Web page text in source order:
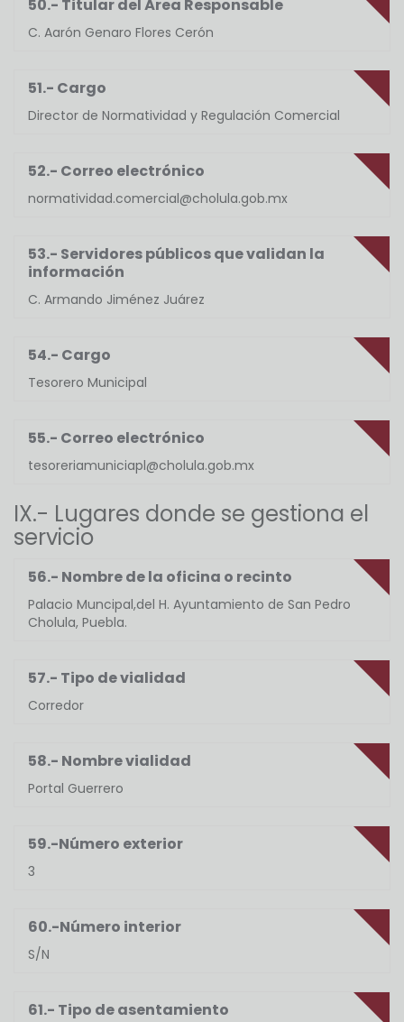
50.- Titular del Área Responsable
C. Aarón Genaro Flores Cerón
51.- Cargo
Director de Normatividad y Regulación Comercial
52.- Correo electrónico
normatividad.comercial@cholula.gob.mx
53.- Servidores públicos que validan la
información
C. Armando Jiménez Juárez
54.- Cargo
Tesorero Municipal
55.- Correo electrónico
tesoreriamuniciapl@cholula.gob.mx
IX.- Lugares donde se gestiona el
servicio
56.- Nombre de la oficina o recinto
Palacio Muncipal,del H. Ayuntamiento de San Pedro
Cholula, Puebla.
57.- Tipo de vialidad
Corredor
58.- Nombre vialidad
Portal Guerrero
59.-Número exterior
3
60.-Número interior
S/N
61.- Tipo de asentamiento